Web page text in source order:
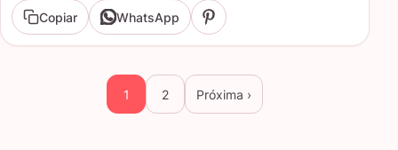
Copiar WhatsApp
1 2 Próxima ›